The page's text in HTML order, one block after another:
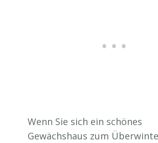
Wenn Sie sich ein schönes
Gewächshaus zum